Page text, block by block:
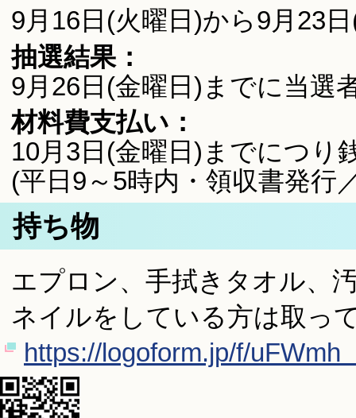
9月16日(火曜日)から9月23
抽選結果：
9月26日(金曜日)までに当選
材料費支払い：
10月3日(金曜日)までにつり
(平日9～5時内・領収書発行
持ち物
エプロン、手拭きタオル、
ネイルをしている方は取っ
https://logoform.jp/f/uFWmh